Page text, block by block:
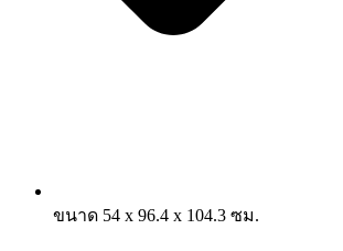
ขนาด 54 x 96.4 x 104.3 ซม.